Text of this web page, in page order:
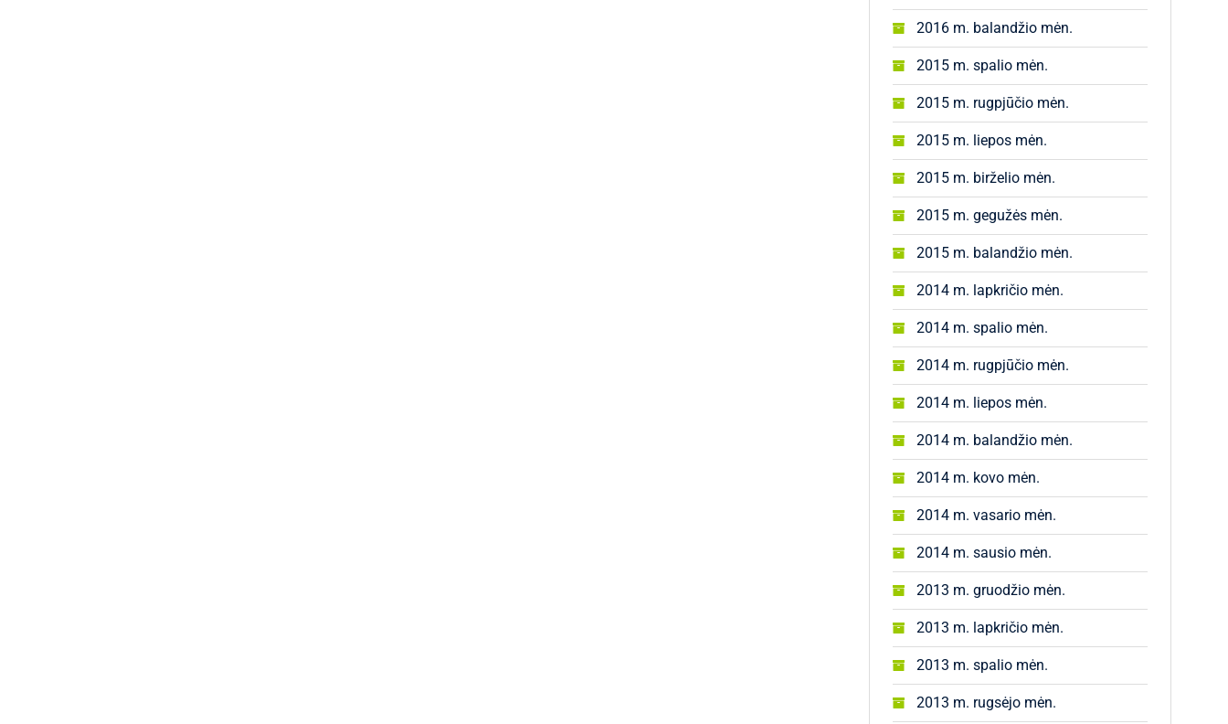
2016 m. balandžio mėn.
2015 m. spalio mėn.
2015 m. rugpjūčio mėn.
2015 m. liepos mėn.
2015 m. birželio mėn.
2015 m. gegužės mėn.
2015 m. balandžio mėn.
2014 m. lapkričio mėn.
2014 m. spalio mėn.
2014 m. rugpjūčio mėn.
2014 m. liepos mėn.
2014 m. balandžio mėn.
2014 m. kovo mėn.
2014 m. vasario mėn.
2014 m. sausio mėn.
2013 m. gruodžio mėn.
2013 m. lapkričio mėn.
2013 m. spalio mėn.
2013 m. rugsėjo mėn.